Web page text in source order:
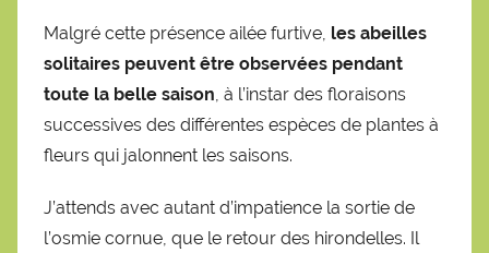
Malgré cette présence ailée furtive, les abeilles
solitaires peuvent être observées pendant
toute la belle saison , à l’instar des floraisons
successives des différentes espèces de plantes à
fleurs qui jalonnent les saisons.
J’attends avec autant d’impatience la sortie de
l’osmie cornue, que le retour des hirondelles. Il